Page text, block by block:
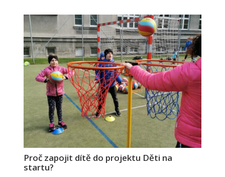
Proč zapojit dítě do projektu Děti na
startu?